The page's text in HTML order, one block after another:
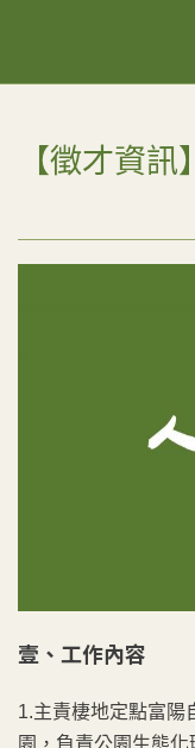
【徵才資
壹、工作內容
1.主責棲地定點富陽
園，負責公園生態